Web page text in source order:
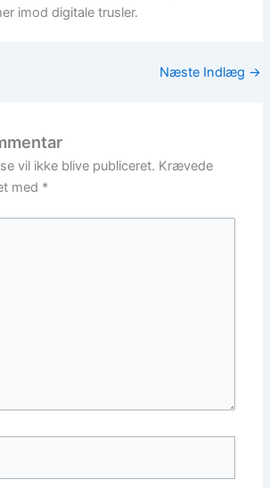
imod digitale trusler.
Næste Indlæg →
vil ikke blive publiceret. Krævede
med *